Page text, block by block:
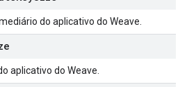
do aplicativo do Weave.
aplicativo do Weave.